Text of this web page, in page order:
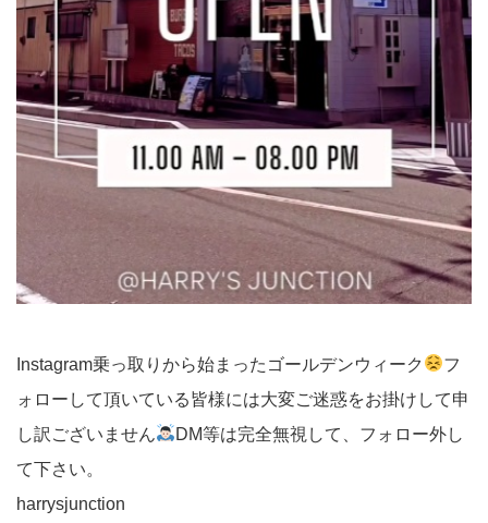
Instagram乗っ取りから始まったゴールデンウィーク
フ
ォローして頂いている皆様には大変ご迷惑をお掛けして申
し訳ございません
DM等は完全無視して、フォロー外し
て下さい。
harrysjunction